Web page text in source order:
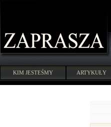
KIM JESTEŚMY ARTYKUŁY